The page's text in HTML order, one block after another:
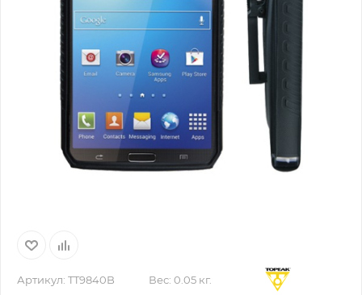
Артикул: TT9840B Вес: 0.05 кг.